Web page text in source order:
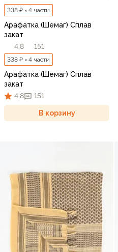
338 ₽ × 4 части
Арафатка (Шемаг) Сплав
закат
4,8
151
338 ₽ × 4 части
Арафатка (Шемаг) Сплав
закат
4,8
151
В корзину